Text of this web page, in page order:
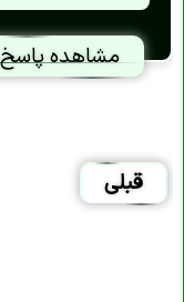
مشاهده پاسخ
قبلی